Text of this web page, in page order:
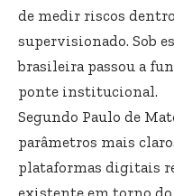
de medir riscos
supervisionado. Sob
brasileira passou a
ponte institucional.
Segundo Paulo de
parâmetros mais
plataformas digitais
existente em torno do